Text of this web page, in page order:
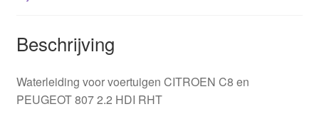
Beschrijving
Waterleiding voor voertuigen CITROEN C8 en
PEUGEOT 807 2.2 HDI RHT